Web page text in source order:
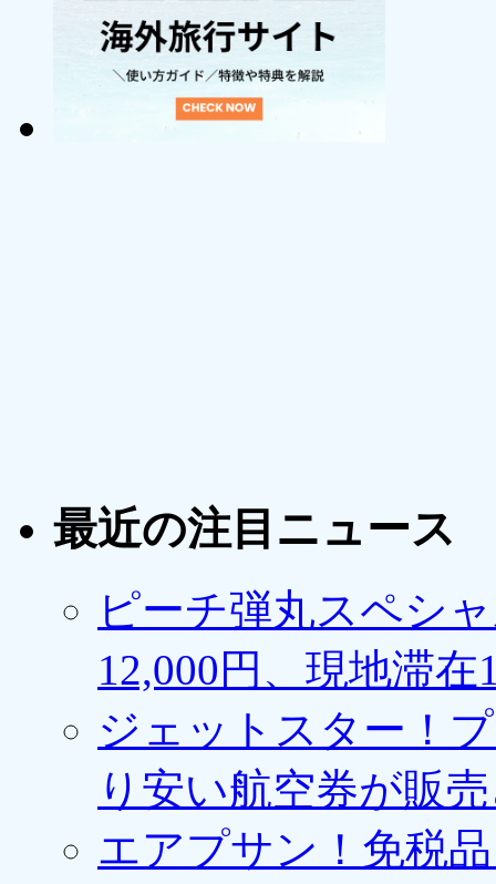
最近の注目ニュース
ピーチ弾丸スペシ
12,000円、現地滞
ジェットスター！
り安い航空券が販
エアプサン！免税